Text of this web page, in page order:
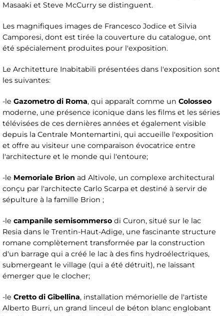
Masaaki et Steve McCurry se distinguent.
Les magnifiques images de Francesco Jodice et Silvia
Camporesi, dont est tirée la couverture du catalogue, ont
été spécialement produites pour l'exposition.
Le Architetture Inabitabili présentées dans l'exposition sont
les suivantes:
-le Gazometro di Roma, qui apparaît comme un Colosseo
moderne, une présence iconique dans les films et les séries
télévisées de ces dernières années et également visible
depuis la Centrale Montemartini, qui accueille l'exposition
et offre au visiteur une comparaison évocatrice entre
l'architecture et le monde qui l'entoure;
-le Memoriale Brion ad Altivole, un complexe architectural
conçu par l'architecte Carlo Scarpa et destiné à servir de
sépulture à la famille Brion ;
-le campanile semisommerso di Curon, situé sur le lac
Resia dans le Trentin-Haut-Adige, une fascinante structure
romane complètement transformée par la construction
d'un barrage qui a créé le lac à des fins hydroélectriques,
submergeant le village (qui a été détruit), ne laissant
émerger que le clocher;
-le Cretto di Gibellina, installation mémorielle de l'artiste
Alberto Burri, un grand linceul de béton blanc englobant